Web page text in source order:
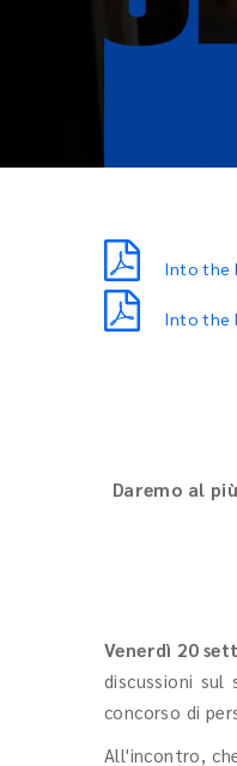
Into the
Into the
Daremo al
Venerdì 20
discussioni
concorso di
All'incontro,